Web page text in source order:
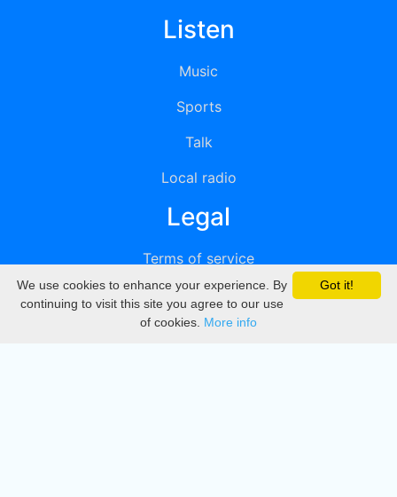
Listen
Music
Sports
Talk
Local radio
Legal
Terms of service
Privacy
DMCA
Got it!
We use cookies to enhance your experience. By
continuing to visit this site you agree to our use
of cookies. More info